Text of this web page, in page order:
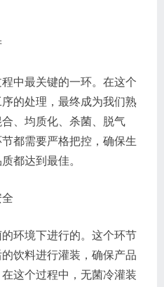
中最关键的一环。在这个
的处理，最终成为我们熟
、均质化、杀菌、脱气
都需要严格把控，确保生
都达到最佳。
环境下进行的。这个环节
饮料进行灌装，确保产品
这个过程中，无菌冷灌装